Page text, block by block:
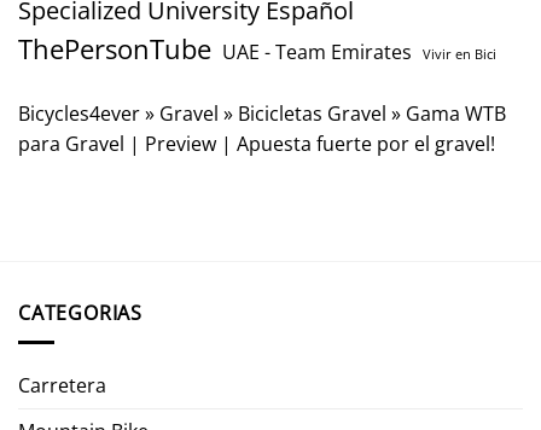
Specialized University Español
ThePersonTube UAE - Team Emirates Vivir en Bici
Bicycles4ever» Gravel » Bicicletas Gravel » Gama WTB
para Gravel | Preview | Apuesta fuerte por el gravel!
CATEGORIAS
Carretera